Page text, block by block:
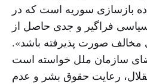
بازسازی سوریه است که در
فراگیر و جدی حاصل از
مخالف صورت پذیرفته باشد».
سازمان ملل خواسته است
رعایت حقوق بشر و عدم